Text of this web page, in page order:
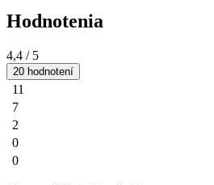
Hodnotenia
4,4 / 5
20 hodnotení
11
7
2
0
0